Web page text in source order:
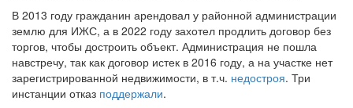
В 2013 году гражданин арендовал у районной администрации
землю для ИЖС, а в 2022 году захотел продлить договор без
торгов, чтобы достроить объект. Администрация не пошла
навстречу, так как договор истек в 2016 году, а на участке нет
зарегистрированной недвижимости, в т.ч. недостроя. Три
инстанции отказ поддержали.